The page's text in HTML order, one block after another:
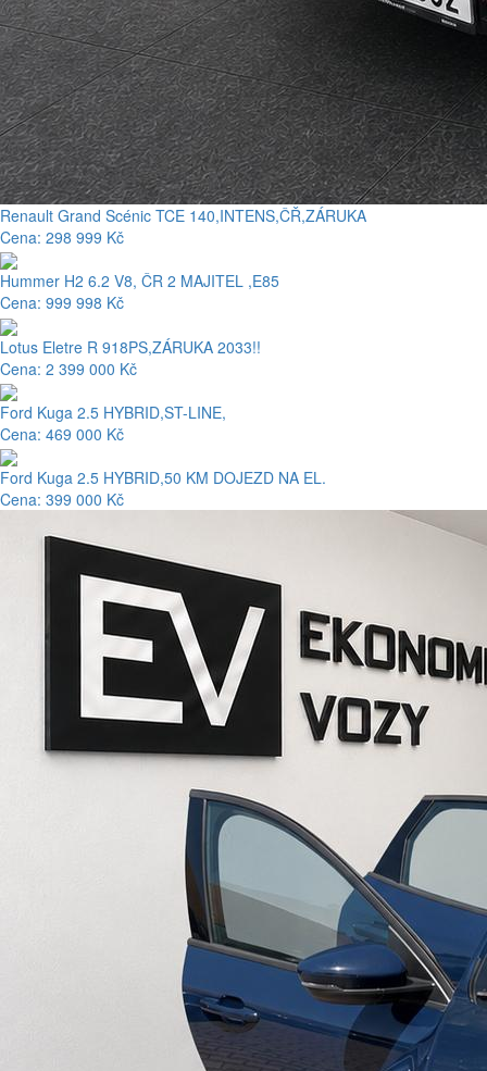
Renault Grand Scénic TCE 140,INTENS,ČŘ,ZÁRUKA
Cena: 298 999 Kč
Hummer H2 6.2 V8, ČR 2 MAJITEL ,E85
Cena: 999 998 Kč
Lotus Eletre R 918PS,ZÁRUKA 2033!!
Cena: 2 399 000 Kč
Ford Kuga 2.5 HYBRID,ST-LINE,
Cena: 469 000 Kč
Ford Kuga 2.5 HYBRID,50 KM DOJEZD NA EL.
Cena: 399 000 Kč